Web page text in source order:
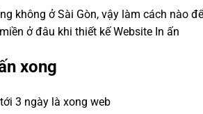
không ở Sài Gòn, vậy làm cách nào
ở đâu khi thiết kế Website In ấn
xong
3 ngày là xong web